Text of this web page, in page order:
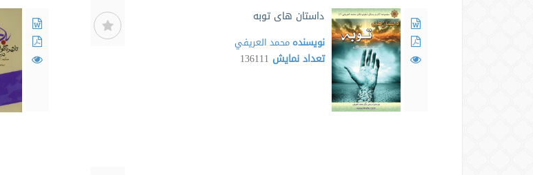
داستان های توبه
نویسنده محمد العريفي
تعداد نمایش 136111